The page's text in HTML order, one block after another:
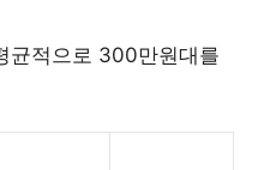
균적으로 300만원대를